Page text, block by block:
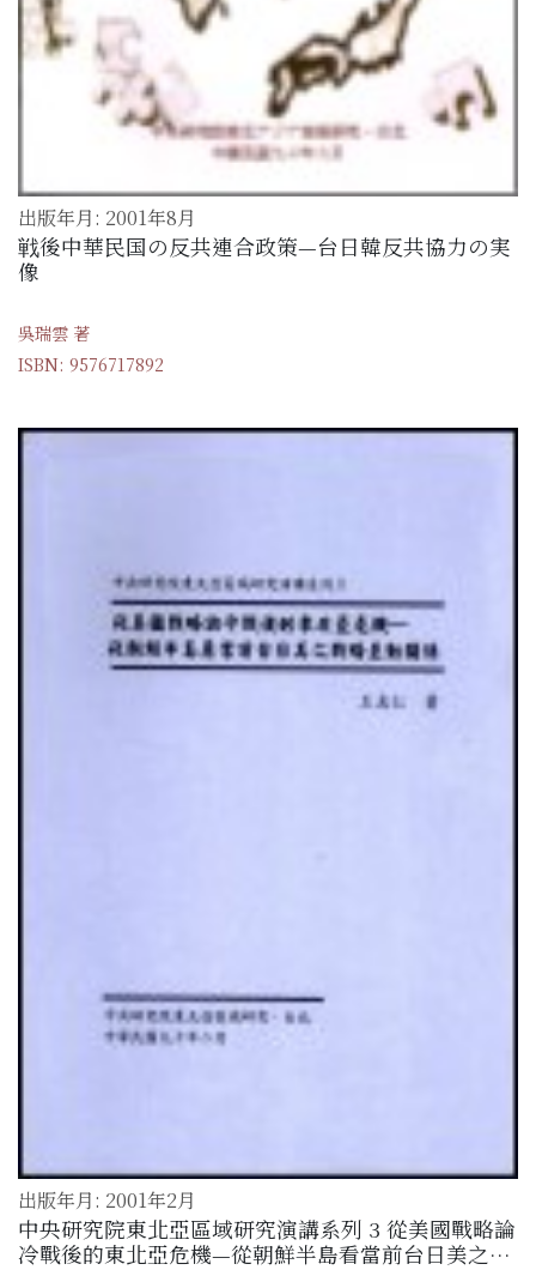
出版年月: 2001年8月
戦後中華民国の反共連合政策—台日韓反共協力の実
像
吳瑞雲 著
ISBN: 9576717892
出版年月: 2001年2月
中央研究院東北亞區域研究演講系列 3 從美國戰略論
冷戰後的東北亞危機—從朝鮮半島看當前台日美之戰